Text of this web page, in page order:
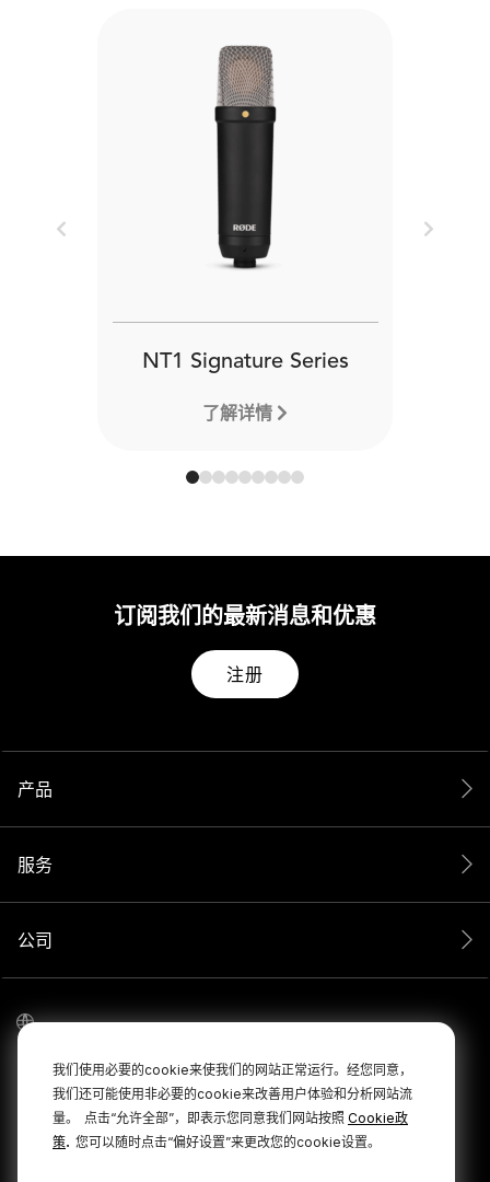
我们使用必要的cookie来使我们的网站正常运行。经您同意，
我们还可能使用非必要的cookie来改善用户体验和分析网站流
量。
点击“允许全部”，即表示您同意我们网站按照 Cookie政
策. 您可以随时点击“偏好设置”来更改您的cookie设置。
NT1 Signature Series
了解详情
Previous Next
订阅我们的最新消息和优惠
注册
产品
服务
公司